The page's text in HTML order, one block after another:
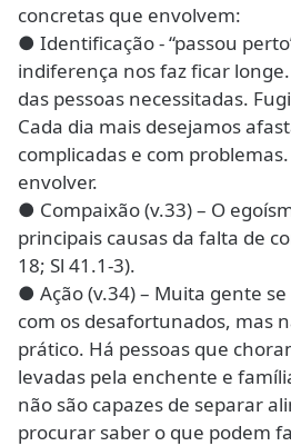
concretas que envolvem:
● Identificação - “passou
indiferença nos faz ficar
das pessoas necessitadas.
Cada dia mais desejamos
complicadas e com
envolver.
● Compaixão (v.33) – O
principais causas da falta de
18; Sl 41.1-3).
● Ação (v.34) – Muita gente
com os desafortunados, mas
prático. Há pessoas que
levadas pela enchente e
não são capazes de separar
procurar saber o que podem